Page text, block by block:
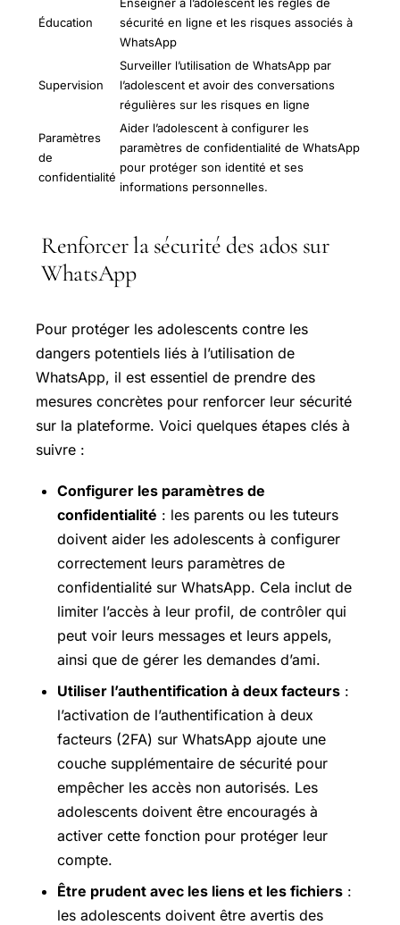
Éducation
sécurité en ligne et les risques associés à
WhatsApp
Supervision
Surveiller l’utilisation de WhatsApp par
l’adolescent et avoir des conversations
régulières sur les risques en ligne
Paramètres
de
confidentialité
Aider l’adolescent à configurer les
paramètres de confidentialité de WhatsApp
pour protéger son identité et ses
informations personnelles.
Renforcer la sécurité des ados sur
WhatsApp
Pour protéger les adolescents contre les
dangers potentiels liés à l’utilisation de
WhatsApp, il est essentiel de prendre des
mesures concrètes pour renforcer leur sécurité
sur la plateforme. Voici quelques étapes clés à
suivre :
Configurer les paramètres de
confidentialité : les parents ou les tuteurs
doivent aider les adolescents à configurer
correctement leurs paramètres de
confidentialité sur WhatsApp. Cela inclut de
limiter l’accès à leur profil, de contrôler qui
peut voir leurs messages et leurs appels,
ainsi que de gérer les demandes d’ami.
Utiliser l’authentification à deux facteurs :
l’activation de l’authentification à deux
facteurs (2FA) sur WhatsApp ajoute une
couche supplémentaire de sécurité pour
empêcher les accès non autorisés. Les
adolescents doivent être encouragés à
activer cette fonction pour protéger leur
compte.
Être prudent avec les liens et les fichiers :
les adolescents doivent être avertis des